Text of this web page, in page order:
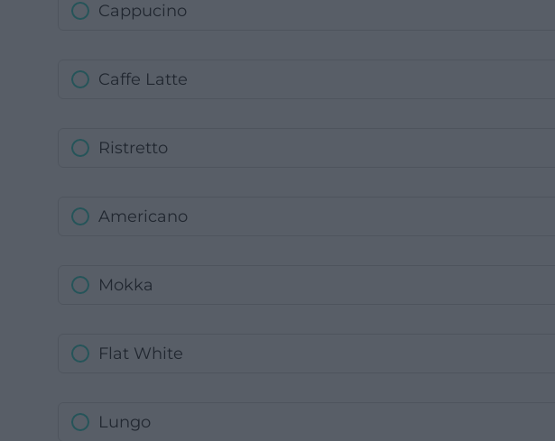
Cappucino
Caffe Latte
Ristretto
Americano
Mokka
Flat White
Lungo